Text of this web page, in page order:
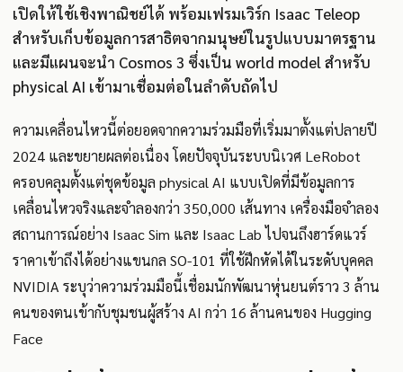
เปิดให้ใช้เชิงพาณิชย์ได้ พร้อมเฟรมเวิร์ก Isaac Teleop
สำหรับเก็บข้อมูลการสาธิตจากมนุษย์ในรูปแบบมาตรฐาน
และมีแผนจะนำ Cosmos 3 ซึ่งเป็น world model สำหรับ
physical AI เข้ามาเชื่อมต่อในลำดับถัดไป
ความเคลื่อนไหวนี้ต่อยอดจากความร่วมมือที่เริ่มมาตั้งแต่ปลายปี
2024 และขยายผลต่อเนื่อง โดยปัจจุบันระบบนิเวศ LeRobot
ครอบคลุมตั้งแต่ชุดข้อมูล physical AI แบบเปิดที่มีข้อมูลการ
เคลื่อนไหวจริงและจำลองกว่า 350,000 เส้นทาง เครื่องมือจำลอง
สถานการณ์อย่าง Isaac Sim และ Isaac Lab ไปจนถึงฮาร์ดแวร์
ราคาเข้าถึงได้อย่างแขนกล SO-101 ที่ใช้ฝึกหัดได้ในระดับบุคคล
NVIDIA ระบุว่าความร่วมมือนี้เชื่อมนักพัฒนาหุ่นยนต์ราว 3 ล้าน
คนของตนเข้ากับชุมชนผู้สร้าง AI กว่า 16 ล้านคนของ Hugging
Face